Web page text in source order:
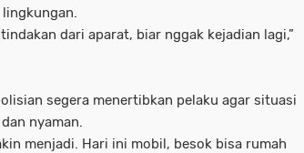
lingkungan.
dari aparat, biar nggak kejadian lagi,”
segera menertibkan pelaku agar situasi
nyaman.
menjadi. Hari ini mobil, besok bisa rumah